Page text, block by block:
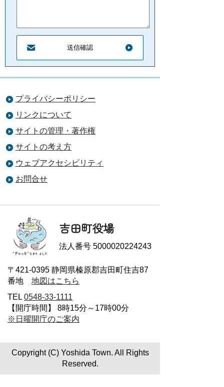
プライバシーポリシー
リンクについて
サイトの管理・著作権
サイトの考え方
ウェブアクセシビリティ
お問合せ
吉田町役場
法人番号 5000020224243
〒421-0395 静岡県榛原郡吉田町住吉87
番地 地図はこちら
TEL 0548-33-1111
【開庁時間】 8時15分～17時00分
※日曜開庁のご案内
Copyright (C) Yoshida Town. All Rights
Reserved.